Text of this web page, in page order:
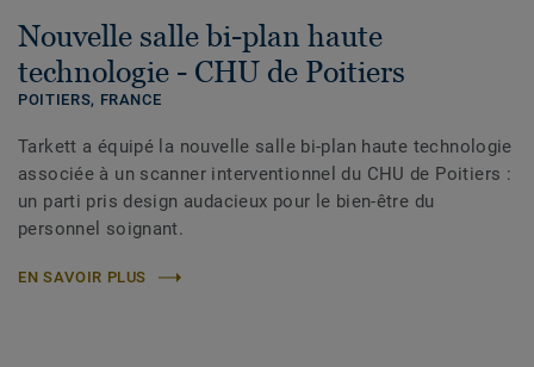
Nouvelle salle bi-plan haute
technologie - CHU de Poitiers
POITIERS, FRANCE
Tarkett a équipé la nouvelle salle bi-plan haute technologie
associée à un scanner interventionnel du CHU de Poitiers :
un parti pris design audacieux pour le bien-être du
personnel soignant.
EN SAVOIR PLUS